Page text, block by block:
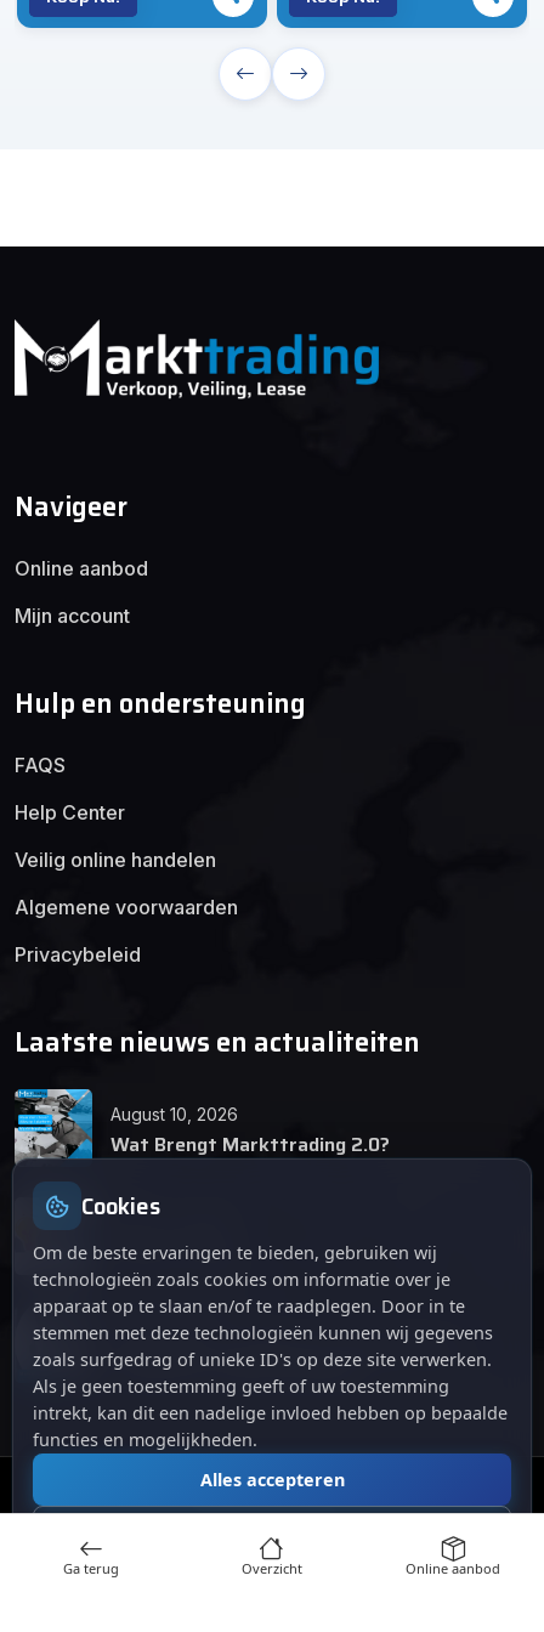
Navigeer
Online aanbod
Mijn account
Hulp en ondersteuning
FAQS
Help Center
Veilig online handelen
Algemene voorwaarden
Privacybeleid
Laatste nieuws en actualiteiten
August 10, 2026
Wat Brengt Markttrading 2.0?
Tips en Tricks
April 12, 2026
De opkomst van Markttrading 2.0: Een
revolutie in online handelen.
Markttrading. Alle rechten voorbehouden.
Cookies
Om de beste ervaringen te bieden, gebruiken wij
technologieën zoals cookies om informatie over je
apparaat op te slaan en/of te raadplegen. Door in te
stemmen met deze technologieën kunnen wij gegevens
zoals surfgedrag of unieke ID's op deze site verwerken.
Als je geen toestemming geeft of uw toestemming
intrekt, kan dit een nadelige invloed hebben op bepaalde
functies en mogelijkheden.
Alles accepteren
Alles afwijzen
Ga terug Overzicht Online aanbod